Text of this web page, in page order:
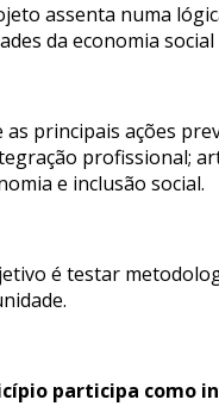
assenta numa
da economia
as principais ações
profissional;
e inclusão social.
é testar
participa como